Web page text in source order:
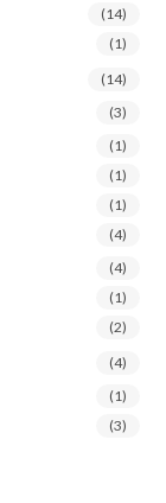
(14)
(1)
(14)
(3)
(1)
(1)
(1)
(4)
(4)
(1)
(2)
(4)
(1)
(3)